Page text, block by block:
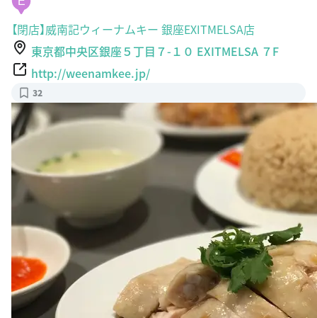
【閉店】威南記ウィーナムキー 銀座EXITMELSA店
東京都中央区銀座５丁目７-１０ EXITMELSA ７F
http://weenamkee.jp/
32